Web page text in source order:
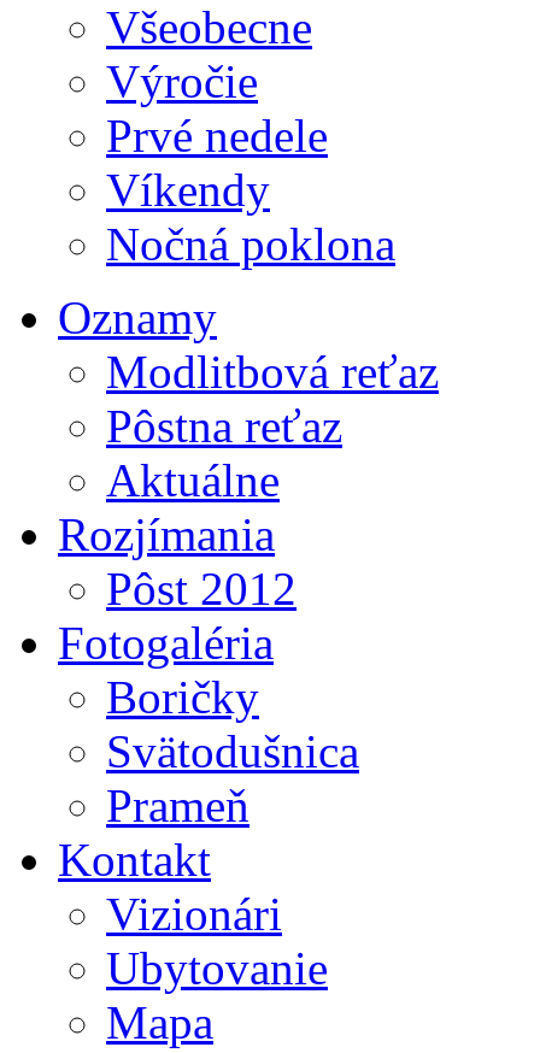
Všeobecne
Výročie
Prvé nedele
Víkendy
Nočná poklona
Oznamy
Modlitbová reťaz
Pôstna reťaz
Aktuálne
Rozjímania
Pôst 2012
Fotogaléria
Boričky
Svätodušnica
Prameň
Kontakt
Vizionári
Ubytovanie
Mapa